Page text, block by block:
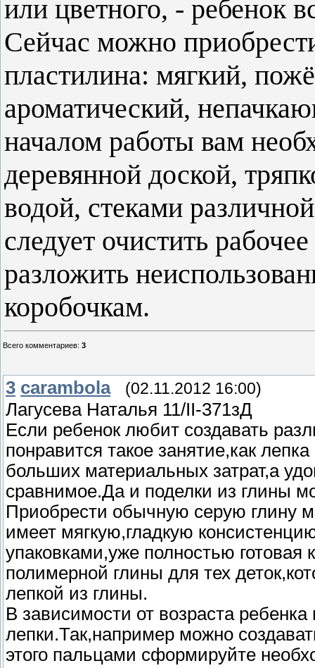
или цветного, - ребенок
Сейчас можно
пластилина: мягкий,
ароматический,
началом работы вам
деревянной доской,
водой, стеками
следует очистить
разложить
коробочкам.
Всего комментариев: 3
3 carambola (02.11.2012 16:00)
Лагусева Наталья 11/II-371зД
Если ребенок любит создавать
понравится такое занятие,как
больших материальных затрат,а
сравнимое.Да и поделки из глины
Приобрести обычную серую глину
имеет мягкую,гладкую
упаковками,уже полностью готовая
полимерной глины для тех
лепкой из глины.
В зависимости от возраста
лепки.Так,например можно
этого пальцами сформируйте